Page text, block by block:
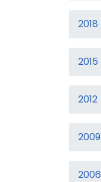
2018
2015
2012
2009
2006